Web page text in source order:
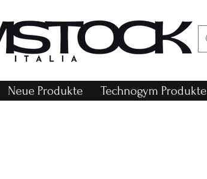
Neue Produkte Technogym Produkte